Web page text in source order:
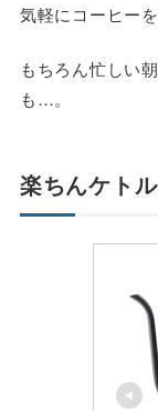
気軽にコーヒー
もちろん忙しい
も…。
楽ちんケトル